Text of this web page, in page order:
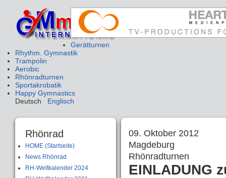
Gerätturnen
Rhythm. Gymnastik
Trampolin
Aerobic
Rhönradturnen
Sportakrobatik
Happy Gymnastics
Deutsch Englisch
Rhönrad
HOME (Startseite)
News Rhönrad
RH-Weltkalender 2024
09. Oktober 2012
Magdeburg
Rhönradturnen
EINLADUNG